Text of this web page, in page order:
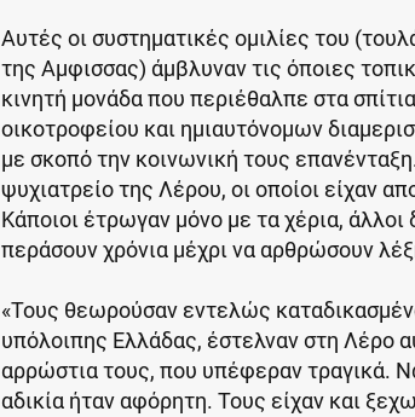
Αυτές οι συστηματικές ομιλίες του
της Αμφισσας) άμβλυναν τις όποιες
κινητή μονάδα που περιέθαλπε στα
οικοτροφείου και ημιαυτόνομων
με σκοπό την κοινωνική τους
ψυχιατρείο της Λέρου, οι οποίοι είχαν
Κάποιοι έτρωγαν μόνο με τα χέρια,
περάσουν χρόνια μέχρι να αρθρώσουν
«Τους θεωρούσαν εντελώς
υπόλοιπης Ελλάδας, έστελναν στη Λέρο
αρρώστια τους, που υπέφεραν τραγικά.
αδικία ήταν αφόρητη. Τους είχαν και